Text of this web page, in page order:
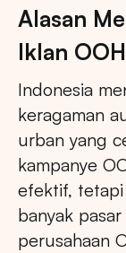
Alasan
Iklan OOH
Indonesia
keragaman
urban yang
kampanye
efektif,
banyak
perusahaan